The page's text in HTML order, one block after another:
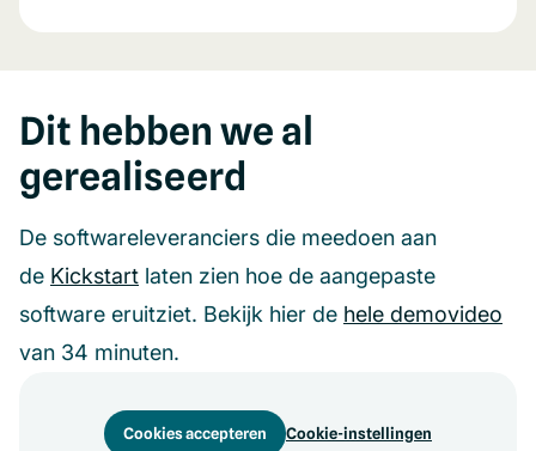
Dit hebben we al
gerealiseerd
De softwareleveranciers die meedoen aan
de Kickstart laten zien hoe de aangepaste
software eruitziet. Bekijk hier de hele demovideo
van 34 minuten.
Cookies accepteren Cookie-instellingen